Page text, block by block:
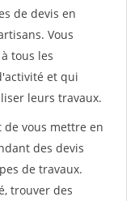
de devis en
Vous
tous les
et qui
leurs travaux.
vous mettre en
des devis
de travaux.
trouver des